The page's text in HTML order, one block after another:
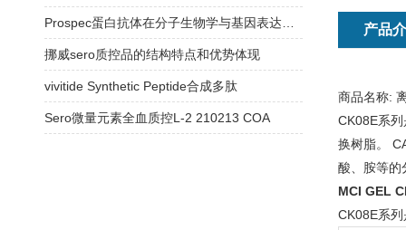
产品
商品名称:
CK08E系
换树脂。
酸、胺等的
MCI GEL
CK08E系
挪威sero质控品的结构特点和优势体现
vivitide Synthetic Peptide合成多肽
Sero微量元素全血质控L-2 210213 COA